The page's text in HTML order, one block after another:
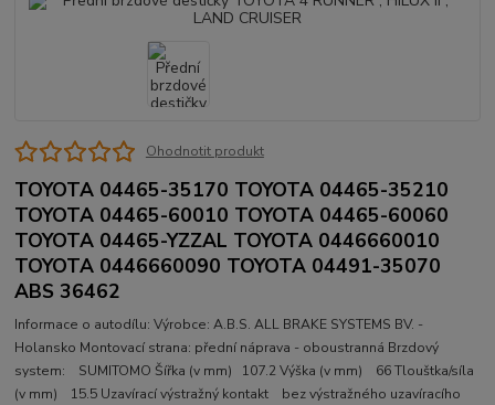
Ohodnotit produkt
TOYOTA 04465-35170 TOYOTA 04465-35210
TOYOTA 04465-60010 TOYOTA 04465-60060
TOYOTA 04465-YZZAL TOYOTA 0446660010
TOYOTA 0446660090 TOYOTA 04491-35070
ABS 36462
Informace o autodílu: Výrobce: A.B.S. ALL BRAKE SYSTEMS BV. -
Holansko Montovací strana: přední náprava - oboustranná Brzdový
system: SUMITOMO Šířka (v mm) 107.2 Výška (v mm) 66 Tlouštka/síla
(v mm) 15.5 Uzavírací výstražný kontakt bez výstražného uzavíracího